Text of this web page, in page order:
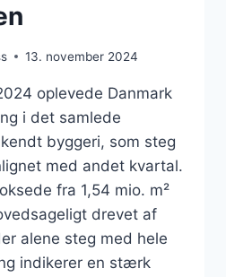
13. november 2024
oplevede Danmark
i det samlede
byggeri, som steg
med andet kvartal.
fra 1,54 mio. m²
drevet af
alene steg med hele
indikerer en stærk